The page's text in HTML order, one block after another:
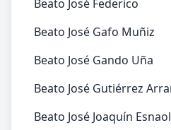
Beato José Federico
Beato José Gafo Muñiz
Beato José Gando Uña
Beato José Gutiérrez
Beato José Joaquín